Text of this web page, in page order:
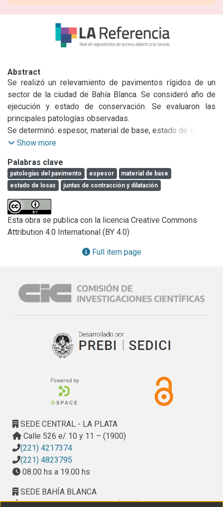
Abstract
Se realizó un relevamiento de pavimentos rígidos de un
sector de la ciudad de Bahía Blanca. Se consideró año de
ejecución y estado de conservación. Se evaluaron las
principales patologías observadas.
Se determinó: espesor, material de base, estado de losas y
juntas de contracción y dilatación. Se consideró la
hundimiento de calzada, problemas de base. Según el daño
que presentaban se establecieron tres categorías: 1) losas
en buen estado, 2) losas que deberían ser reemplazadas y
3) losas a reparar (reemplazo parcial). Se determinó la
existencia de juntas de dilatación y el porcentaje de juntas
de contracción tomadas, con sus correspondientes
estados de conservación.
Con estos datos se realizó un estudio estadístico por el
peso a todas las variables ya que los datos tienen
unidades diferentes. Se calcularon los autovalores y
cada variable y se volcaron en un gráfico.
La principal patología observada fue la falta de juntas de
dilatación y el mal estado de conservación de las juntas de
y con grietas, con hundimiento y a veces levantamiento de
Los resultados fueron volcados en un plano de la ciudad
establecida y las zonas a reparar. Se vinculó,
estadísticamente, el deterioro presentado por los
pavimentos con la edad, la falta de juntas de dilatación y el
estado de conservación de las juntas de contracción.
Show more
Palabras clave
patologías del pavimento espesor
material de base
estado de losas
juntas de contracción y dilatación
Esta obra se publica con la licencia Creative Commons
Attribution 4.0 International (BY 4.0)
Full item page
SEDE CENTRAL - LA PLATA
Calle 526 e/ 10 y 11 – (1900)
(221) 4217374
(221) 4823795
08.00 hs a 19.00 hs
SEDE BAHÍA BLANCA
Calle Ciudad de Cali 320 – (8000). Universidad